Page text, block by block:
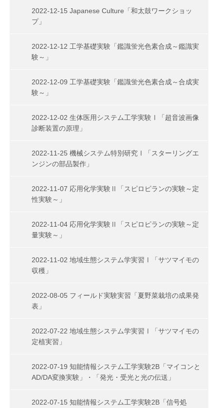
2022-12-15 Japanese Culture「和太鼓ワークショッ
プ」
2022-12-12 工学基礎実験「鑑識蛍光色素合成～鑑識実
験～」
2022-12-09 工学基礎実験「鑑識蛍光色素合成～合成実
験～」
2022-12-02 生体医用システム工学実験Ⅰ「超音波画像
診断装置の原理」
2022-11-25 機械システム特別研究Ⅰ「スターリングエ
ンジンの部品製作」
2022-11-07 応用化学実験Ⅱ「スピロピランの実験～定
性実験～」
2022-11-04 応用化学実験Ⅱ「スピロピランの実験～定
量実験～」
2022-11-02 地域生態システム学実習Ⅰ「サツマイモの
収穫」
2022-08-05 フィールド実験実習「夏野菜栽培の成果発
表」
2022-07-22 地域生態システム学実習Ⅰ「サツマイモの
定植実習」
2022-07-19 知能情報システム工学実験2B「マイコンと
AD/DA変換実験」・「発光・受光と光の伝送」
2022-07-15 知能情報システム工学実験2B「信号処